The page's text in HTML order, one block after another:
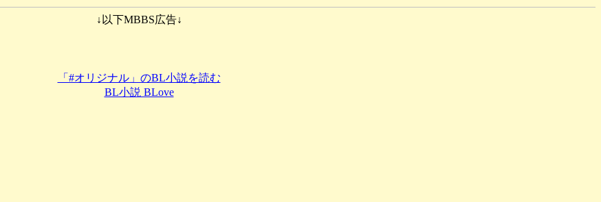
↓以下MBBS広告↓
「#オリジナル」のBL小説を読む
BL小説 BLove